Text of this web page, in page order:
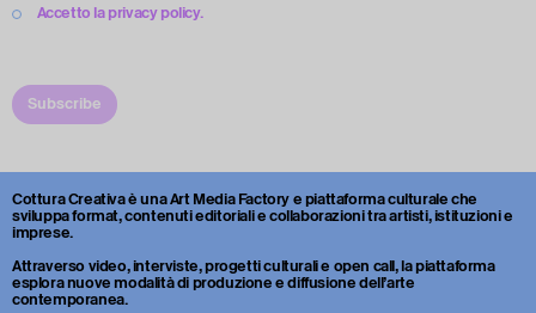
Accetto la privacy policy.
Subscribe
Cottura Creativa è una Art Media Factory e piattaforma culturale che
sviluppa format, contenuti editoriali e collaborazioni tra artisti, istituzioni e
imprese.
Attraverso video, interviste, progetti culturali e open call, la piattaforma
esplora nuove modalità di produzione e diffusione dell’arte
contemporanea.